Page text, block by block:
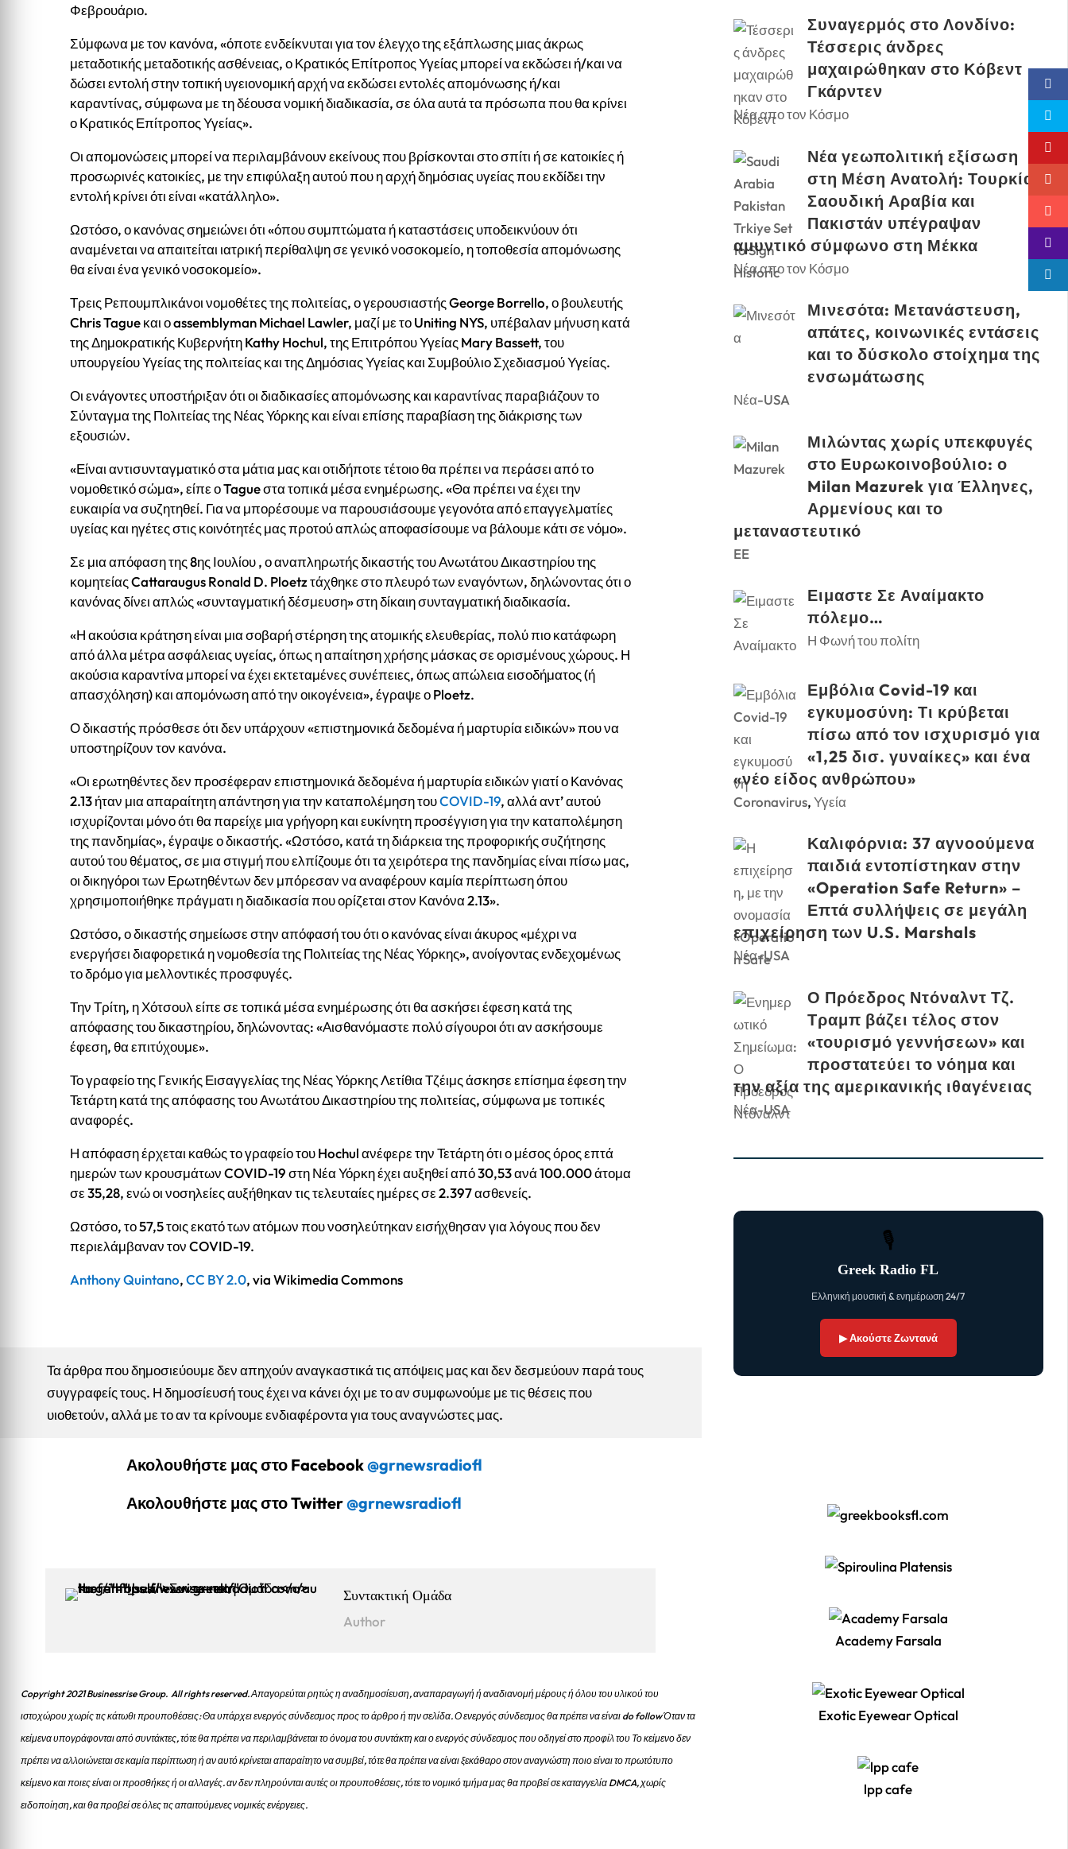
Φεβρουάριο.
Σύμφωνα με τον κανόνα, «όποτε ενδείκνυται για τον έλεγχο της εξάπλωσης μιας άκρως
μεταδοτικής μεταδοτικής ασθένειας, ο Κρατικός Επίτροπος Υγείας μπορεί να εκδώσει ή/και να
δώσει εντολή στην τοπική υγειονομική αρχή να εκδώσει εντολές απομόνωσης ή/και
καραντίνας, σύμφωνα με τη δέουσα νομική διαδικασία, σε όλα αυτά τα πρόσωπα που θα κρίνει
ο Κρατικός Επίτροπος Υγείας».
Οι απομονώσεις μπορεί να περιλαμβάνουν εκείνους που βρίσκονται στο σπίτι ή σε κατοικίες ή
προσωρινές κατοικίες, με την επιφύλαξη αυτού που η αρχή δημόσιας υγείας που εκδίδει την
εντολή κρίνει ότι είναι «κατάλληλο».
Ωστόσο, ο κανόνας σημειώνει ότι «όπου συμπτώματα ή καταστάσεις υποδεικνύουν ότι
αναμένεται να απαιτείται ιατρική περίθαλψη σε γενικό νοσοκομείο, η τοποθεσία απομόνωσης
θα είναι ένα γενικό νοσοκομείο».
Τρεις Ρεπουμπλικάνοι νομοθέτες της πολιτείας, ο γερουσιαστής George Borrello, ο βουλευτής
Chris Tague και ο assemblyman Michael Lawler, μαζί με το Uniting NYS, υπέβαλαν μήνυση κατά
της Δημοκρατικής Κυβερνήτη Kathy Hochul, της Επιτρόπου Υγείας Mary Bassett, του
υπουργείου Υγείας της πολιτείας και της Δημόσιας Υγείας και Συμβούλιο Σχεδιασμού Υγείας.
Οι ενάγοντες υποστήριξαν ότι οι διαδικασίες απομόνωσης και καραντίνας παραβιάζουν το
Σύνταγμα της Πολιτείας της Νέας Υόρκης και είναι επίσης παραβίαση της διάκρισης των
εξουσιών.
«Είναι αντισυνταγματικό στα μάτια μας και οτιδήποτε τέτοιο θα πρέπει να περάσει από το
νομοθετικό σώμα», είπε ο Tague στα τοπικά μέσα ενημέρωσης. «Θα πρέπει να έχει την
ευκαιρία να συζητηθεί. Για να μπορέσουμε να παρουσιάσουμε γεγονότα από επαγγελματίες
υγείας και ηγέτες στις κοινότητές μας προτού απλώς αποφασίσουμε να βάλουμε κάτι σε νόμο».
Σε μια απόφαση της 8ης Ιουλίου , ο αναπληρωτής δικαστής του Ανωτάτου Δικαστηρίου της
κομητείας Cattaraugus Ronald D. Ploetz τάχθηκε στο πλευρό των εναγόντων, δηλώνοντας ότι ο
κανόνας δίνει απλώς «συνταγματική δέσμευση» στη δίκαιη συνταγματική διαδικασία.
«Η ακούσια κράτηση είναι μια σοβαρή στέρηση της ατομικής ελευθερίας, πολύ πιο κατάφωρη
από άλλα μέτρα ασφάλειας υγείας, όπως η απαίτηση χρήσης μάσκας σε ορισμένους χώρους. Η
ακούσια καραντίνα μπορεί να έχει εκτεταμένες συνέπειες, όπως απώλεια εισοδήματος (ή
απασχόληση) και απομόνωση από την οικογένεια», έγραψε ο Ploetz.
Ο δικαστής πρόσθεσε ότι δεν υπάρχουν «επιστημονικά δεδομένα ή μαρτυρία ειδικών» που να
υποστηρίζουν τον κανόνα.
«Οι ερωτηθέντες δεν προσέφεραν επιστημονικά δεδομένα ή μαρτυρία ειδικών γιατί ο Κανόνας
2.13 ήταν μια απαραίτητη απάντηση για την καταπολέμηση τουCOVID-19, αλλά αντ’ αυτού
ισχυρίζονται μόνο ότι θα παρείχε μια γρήγορη και ευκίνητη προσέγγιση για την καταπολέμηση
της πανδημίας», έγραψε ο δικαστής. «Ωστόσο, κατά τη διάρκεια της προφορικής συζήτησης
αυτού του θέματος, σε μια στιγμή που ελπίζουμε ότι τα χειρότερα της πανδημίας είναι πίσω μας,
οι δικηγόροι των Ερωτηθέντων δεν μπόρεσαν να αναφέρουν καμία περίπτωση όπου
χρησιμοποιήθηκε πράγματι η διαδικασία που ορίζεται στον Κανόνα 2.13».
Ωστόσο, ο δικαστής σημείωσε στην απόφασή του ότι ο κανόνας είναι άκυρος «μέχρι να
ενεργήσει διαφορετικά η νομοθεσία της Πολιτείας της Νέας Υόρκης», ανοίγοντας ενδεχομένως
το δρόμο για μελλοντικές προσφυγές.
Την Τρίτη, η Χότσουλ είπε σε τοπικά μέσα ενημέρωσης ότι θα ασκήσει έφεση κατά της
απόφασης του δικαστηρίου, δηλώνοντας: «Αισθανόμαστε πολύ σίγουροι ότι αν ασκήσουμε
έφεση, θα επιτύχουμε».
Το γραφείο της Γενικής Εισαγγελίας της Νέας Υόρκης Λετίθια Τζέιμς άσκησε επίσημα έφεση την
Τετάρτη κατά της απόφασης του Ανωτάτου Δικαστηρίου της πολιτείας, σύμφωνα με τοπικές
αναφορές.
Η απόφαση έρχεται καθώς το γραφείο του Hochul ανέφερε την Τετάρτη ότι ο μέσος όρος επτά
ημερών των κρουσμάτων COVID-19 στη Νέα Υόρκη έχει αυξηθεί από 30,53 ανά 100.000 άτομα
σε 35,28, ενώ οι νοσηλείες αυξήθηκαν τις τελευταίες ημέρες σε 2.397 ασθενείς.
Ωστόσο, το 57,5 ​​τοις εκατό των ατόμων που νοσηλεύτηκαν εισήχθησαν για λόγους που δεν
περιελάμβαναν τον COVID-19.
Anthony Quintano,CC BY 2.0, via Wikimedia Commons
Τα άρθρα που δημοσιεύουμε δεν απηχούν αναγκαστικά τις απόψεις μας και δεν δεσμεύουν παρά τους
συγγραφείς τους. Η δημοσίευσή τους έχει να κάνει όχι με το αν συμφωνούμε με τις θέσεις που
υιοθετούν, αλλά με το αν τα κρίνουμε ενδιαφέροντα για τους αναγνώστες μας.
Ακολουθήστε μας στο Facebook@grnewsradiofl
Ακολουθήστε μας στο Twitter@grnewsradiofl
Συντακτική Ομάδα
Author
Copyright 2021 Businessrise Group. All rights reserved. Απαγορεύται ρητώς η αναδημοσίευση, αναπαραγωγή ή αναδιανομή μέρους ή όλου του υλικού του
ιστοχώρου χωρίς τις κάτωθι προυποθέσεις: Θα υπάρχει ενεργός σύνδεσμος προς το άρθρο ή την σελίδα.Ο ενεργός σύνδεσμος θα πρέπει να είναι do follow Όταν τα
κείμενα υπογράφονται από συντάκτες, τότε θα πρέπει να περιλαμβάνεται το όνομα του συντάκτη και ο ενεργός σύνδεσμος που οδηγεί στο προφίλ του Το κείμενο δεν
πρέπει να αλλοιώνεται σε καμία περίπτωση ή αν αυτό κρίνεται απαραίτητο να συμβεί, τότε θα πρέπει να είναι ξεκάθαρο στον αναγνώστη ποιο είναι το πρωτότυπο
κείμενο και ποιες είναι οι προσθήκες ή οι αλλαγές. αν δεν πληρούνται αυτές οι προυποθέσεις, τότε το νομικό τμήμα μας θα προβεί σε καταγγελία DMCA, χωρίς
ειδοποίηση, και θα προβεί σε όλες τις απαιτούμενες νομικές ενέργειες.
Συναγερμός στο Λονδίνο:
Τέσσερις άνδρες
μαχαιρώθηκαν στο Κόβεντ
Γκάρντεν
Νέα απο τον Κόσμο
Νέα γεωπολιτική εξίσωση
στη Μέση Ανατολή: Τουρκία,
Σαουδική Αραβία και
Πακιστάν υπέγραψαν
αμυντικό σύμφωνο στη Μέκκα
Νέα απο τον Κόσμο
Μινεσότα: Μετανάστευση,
απάτες, κοινωνικές εντάσεις
και το δύσκολο στοίχημα της
ενσωμάτωσης
Νέα-USA
Μιλώντας χωρίς υπεκφυγές
στο Ευρωκοινοβούλιο: ο
Milan Mazurek για Έλληνες,
Αρμενίους και το
μεταναστευτικό
EE
Ειμαστε Σε Αναίμακτο
πόλεμο…
Η Φωνή του πολίτη
Εμβόλια Covid-19 και
εγκυμοσύνη: Τι κρύβεται
πίσω από τον ισχυρισμό για
«1,25 δισ. γυναίκες» και ένα
«νέο είδος ανθρώπου»
Coronavirus,Υγεία
Καλιφόρνια: 37 αγνοούμενα
παιδιά εντοπίστηκαν στην
«Operation Safe Return» –
Επτά συλλήψεις σε μεγάλη
επιχείρηση των U.S. Marshals
Νέα-USA
Ο Πρόεδρος Ντόναλντ Τζ.
Τραμπ βάζει τέλος στον
«τουρισμό γεννήσεων» και
προστατεύει το νόημα και
την αξία της αμερικανικής ιθαγένειας
Νέα-USA
🎙
Greek Radio FL
Ελληνική μουσική & ενημέρωση 24/7
▶ Ακούστε Ζωντανά
Academy Farsala
Exotic Eyewear Optical
lpp cafe